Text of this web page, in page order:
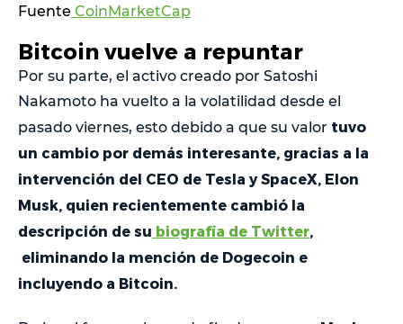
Fuente CoinMarketCap
Bitcoin vuelve a repuntar
Por su parte, el activo creado por Satoshi
Nakamoto ha vuelto a la volatilidad desde el
pasado viernes, esto debido a que su valor tuvo
un cambio por demás interesante, gracias a la
intervención del CEO de Tesla y SpaceX, Elon
Musk, quien recientemente cambió la
descripción de su biografía de Twitter
eliminando la mención de Dogecoin e
incluyendo a Bitcoin.